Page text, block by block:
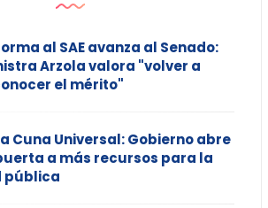
al SAE avanza al Senado:
Arzola valora "volver a
el mérito"
Cuna Universal: Gobierno abre
a más recursos para la
pública